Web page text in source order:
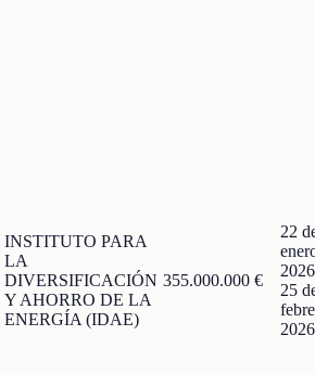
INSTITUTO PARA
LA
DIVERSIFICACIÓN
Y AHORRO DE LA
ENERGÍA (IDAE)
355.000.000 €
22
2026
25
2026